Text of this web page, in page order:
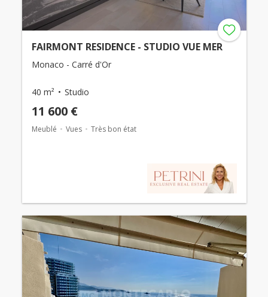
FAIRMONT RESIDENCE - STUDIO VUE MER
Monaco - Carré d'Or
40 m² Studio
11 600 €
Meublé Vues Très bon état